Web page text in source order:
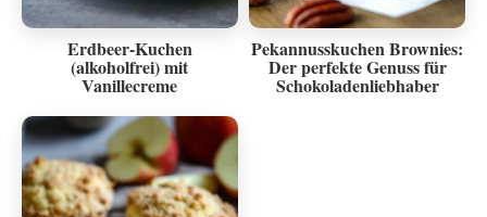
Erdbeer-Kuchen
(alkoholfrei) mit
Vanillecreme
Pekannusskuchen Brownies:
Der perfekte Genuss für
Schokoladenliebhaber